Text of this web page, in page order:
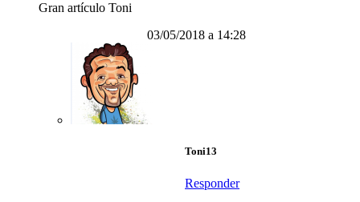
Gran artículo Toni
03/05/2018 a 14:28
Toni13
Responder